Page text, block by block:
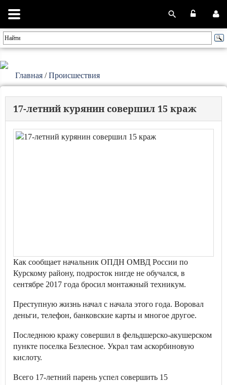
Главная /Происшествия
17-летний курянин совершил 15 краж
Как сообщает начальник ОПДН ОМВД России по
Курскому району, подросток нигде не обучался, в
сентябре 2017 года бросил монтажный техникум.
Преступную жизнь начал с начала этого года. Воровал
деньги, телефон, банковские карты и многое другое.
Последнюю кражу совершил в фельдшерско-акушерском
пункте поселка Безлесное. Украл там аскорбиновую
кислоту.
Всего 17-летний парень успел совершить 15